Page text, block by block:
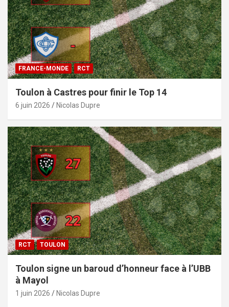
FRANCE-MONDE RCT
Toulon à Castres pour finir le Top 14
6 juin 2026 Nicolas Dupre
RCT TOULON
Toulon signe un baroud d’honneur face à l’UBB
à Mayol
1 juin 2026 Nicolas Dupre